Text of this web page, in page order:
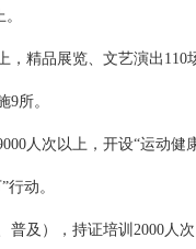
，精品展览、文艺演出
9所。
人次以上，开设“运动
动。
普及），持证培训2000人